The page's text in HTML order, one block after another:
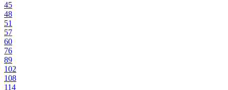
45
48
51
57
60
76
89
102
108
114